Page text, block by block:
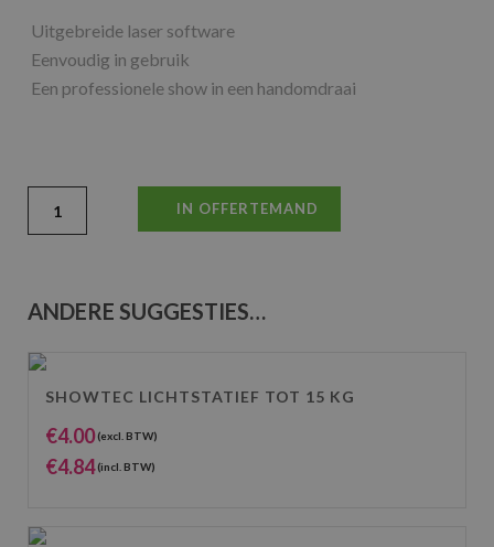
Uitgebreide laser software
Eenvoudig in gebruik
Een professionele show in een handomdraai
IN OFFERTEMAND
ANDERE SUGGESTIES…
SHOWTEC LICHTSTATIEF TOT 15 KG
€4.00(excl. BTW)
€4.84(incl. BTW)